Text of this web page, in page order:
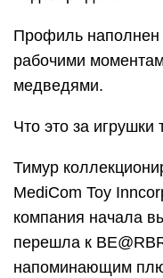
Профиль
рабочими
медведями.
Что это за игрушки
Тимур
MediCom Toy
компания начала
перешла к
напоминающим